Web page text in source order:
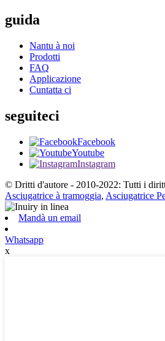
guida
Nantu à noi
Prodotti
FAQ
Applicazione
Cuntatta ci
seguiteci
Facebook
Youtube
Instagram
© Dritti d'autore - 2010-2022: Tutti i
Asciugatrice à tramoggia, Asciugatrice
Mandà un email
Whatsapp
x